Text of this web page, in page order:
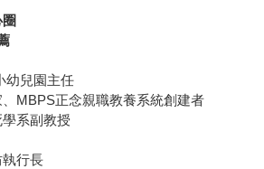
幼兒園主任
MBPS正念親職教養系統創建者
系副教授
行長